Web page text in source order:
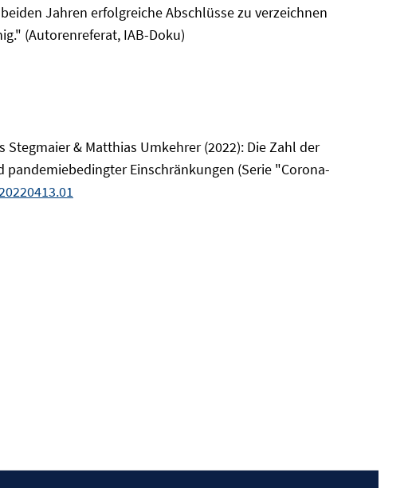
Jahren erfolgreiche Abschlüsse zu verzeichnen
(Autorenreferat, IAB-Doku)
Stegmaier & Matthias Umkehrer (2022): Die Zahl der
Einschränkungen (Serie "Corona-